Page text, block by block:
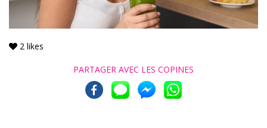
2 likes
PARTAGER AVEC LES COPINES